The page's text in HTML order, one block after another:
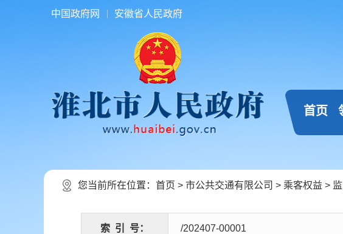
中国政府网 安徽省人民政府
首页
您当前所在位置： 首页 > 市公共交通有限公司 > 乘客权益 >
索 引 号： /202407-00001